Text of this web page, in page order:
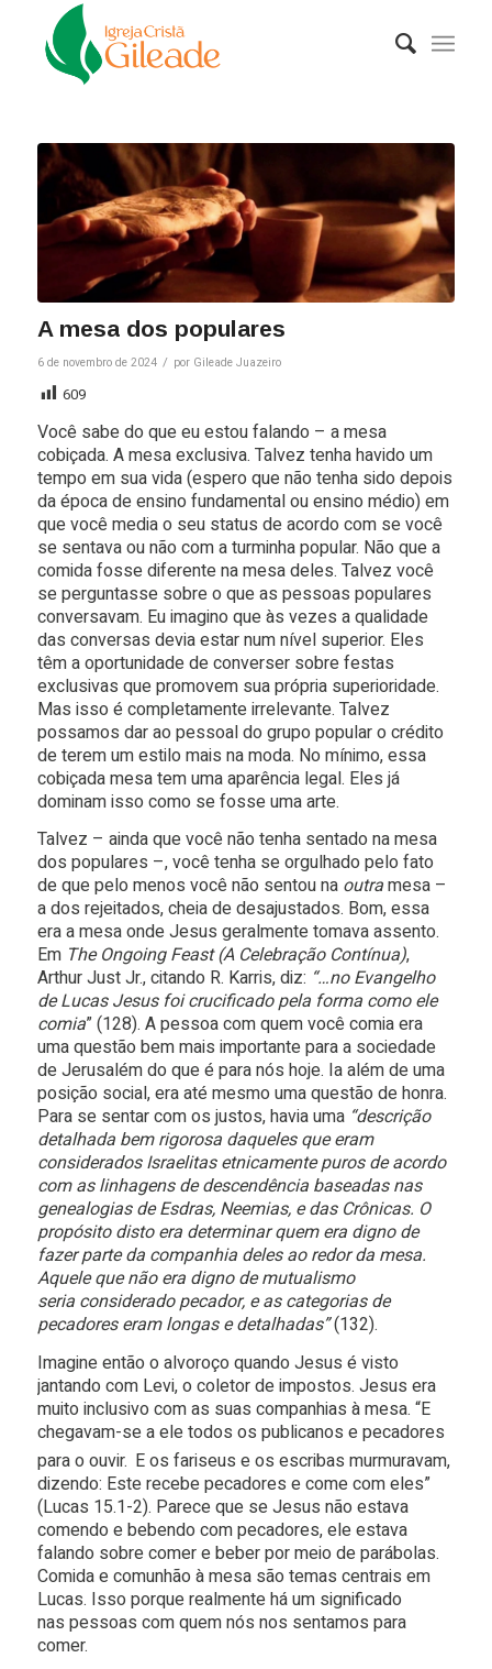
A mesa dos populares
6 de novembro de 2024 / por Gileade Juazeiro
609
Você sabe do que eu estou falando – a mesa
cobiçada. A mesa exclusiva. Talvez tenha havido um
tempo em sua vida (espero que não tenha sido depois
da época de ensino fundamental ou ensino médio) em
que você media o seu status de acordo com se você
se sentava ou não com a turminha popular. Não que a
comida fosse diferente na mesa deles. Talvez você
se perguntasse sobre o que as pessoas populares
conversavam. Eu imagino que às vezes a qualidade
das conversas devia estar num nível superior. Eles
têm a oportunidade de converser sobre festas
exclusivas que promovem sua própria superioridade.
Mas isso é completamente irrelevante. Talvez
possamos dar ao pessoal do grupo popular o crédito
de terem um estilo mais na moda. No mínimo, essa
cobiçada mesa tem uma aparência legal. Eles já
dominam isso como se fosse uma arte.
Talvez – ainda que você não tenha sentado na mesa
dos populares –, você tenha se orgulhado pelo fato
de que pelo menos você não sentou na outramesa –
a dos rejeitados, cheia de desajustados. Bom, essa
era a mesa onde Jesus geralmente tomava assento.
Em The Ongoing Feast (A Celebração Contínua),
Arthur Just Jr., citando R. Karris, diz: “…no Evangelho
de Lucas Jesus foi crucificado pela forma como ele
comia” (128). A pessoa com quem você comia era
uma questão bem mais importante para a sociedade
de Jerusalém do que é para nós hoje. Ia além de uma
posição social, era até mesmo uma questão de honra.
Para se sentar com os justos, havia uma “descrição
detalhada bem rigorosa daqueles que eram
considerados Israelitas etnicamente puros de acordo
com as linhagens de descendência baseadas nas
genealogias de Esdras, Neemias, e das Crônicas. O
propósito disto era determinar quem era digno de
fazer parte da companhia deles ao redor da mesa.
Aquele que não era digno de mutualismo
seria considerado pecador, e as categorias de
pecadores eram longas e detalhadas”(132).
Imagine então o alvoroço quando Jesus é visto
jantando com Levi, o coletor de impostos. Jesus era
muito inclusivo com as suas companhias à mesa. “E
chegavam-se a ele todos os publicanos e pecadores
para o ouvir. E os fariseus e os escribas murmuravam,
dizendo: Este recebe pecadores e come com eles”
(Lucas 15.1-2). Parece que se Jesus não estava
comendo e bebendo com pecadores, ele estava
falando sobre comer e beber por meio de parábolas.
Comida e comunhão à mesa são temas centrais em
Lucas. Isso porque realmente há um significado
nas pessoas com quem nós nos sentamos para
comer.